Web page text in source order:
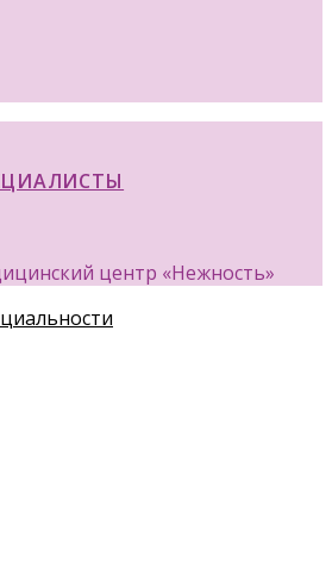
центр «Нежность»